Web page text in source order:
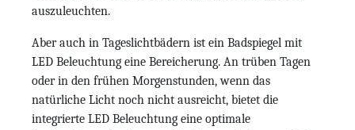
auszuleuchten.
Aber auch in Tageslichtbädern ist ein Badspiegel mit
LED Beleuchtung eine Bereicherung. An trüben Tagen
oder in den frühen Morgenstunden, wenn das
natürliche Licht noch nicht ausreicht, bietet die
integrierte LED Beleuchtung eine optimale